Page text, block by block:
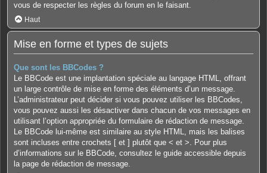
vous de respecter les règles du forum en le faisant.
Haut
Mise en forme et types de sujets
Que sont les BBCodes ?
Le BBCode est une implantation spéciale au langage HTML, offrant
un large contrôle de mise en forme des éléments d’un message.
L’administrateur peut décider si vous pouvez utiliser les BBCodes,
vous pouvez aussi les désactiver dans chacun de vos messages en
utilisant l’option appropriée du formulaire de rédaction de message.
Le BBCode lui-même est similaire au style HTML, mais les balises
sont incluses entre crochets [ et ] plutôt que < et >. Pour plus
d’informations sur le BBCode, consultez le guide accessible depuis
la page de rédaction de message.